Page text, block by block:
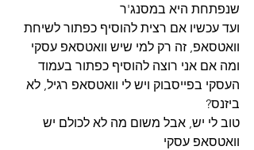
שנפתחת היא במסנג'ר
ועד עכשיו אם רצית להוסיף כפתור לשיחת
וואטסאפ, זה רק למי שיש וואטסאפ עסקי
ומה אם אני רוצה להוסיף כפתור בעמוד
העסקי בפייסבוק ויש לי וואטסאפ רגיל, לא
ביזנס?
טוב לי יש, אבל משום מה לא לכולם יש
וואטסאפ עסקי